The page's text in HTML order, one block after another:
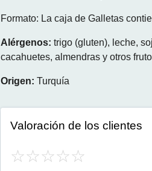
Formato: La caja de Galletas
Alérgenos: trigo (gluten), leche,
cacahuetes, almendras y otros
Origen: Turquía
Valoración de los clientes